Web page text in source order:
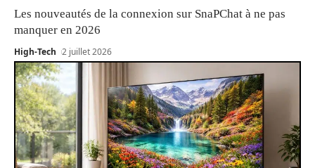
Les nouveautés de la connexion sur SnaPChat à ne pas
manquer en 2026
High-Tech 2 juillet 2026